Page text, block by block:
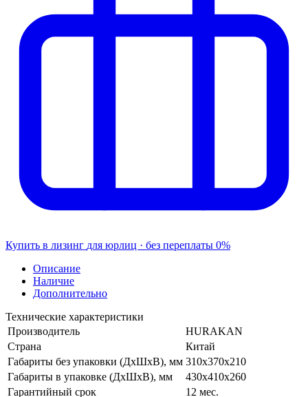
Купить в лизинг для юрлиц · без переплаты 0%
Описание
Наличие
Дополнительно
Технические характеристики
Производитель
HURAKAN
Страна
Китай
Габариты без упаковки (ДхШхВ), мм 310х370х210
Габариты в упаковке (ДхШхВ), мм
430х410х260
Гарантийный срок
12 мес.